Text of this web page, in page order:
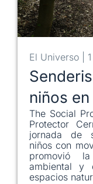
niños
The Social
Protector
jornada de
niños con
promovió
ambiental y
espacios
El Universo |